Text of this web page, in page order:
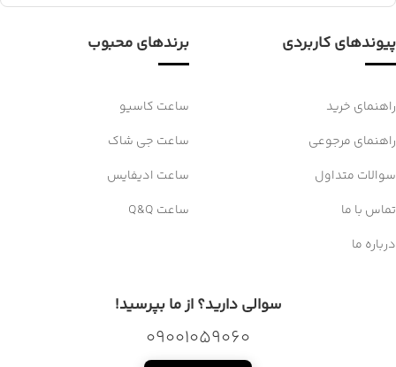
پیوندهای کاربردی
راهنمای خرید
راهنمای مرجوعی
سوالات متداول
تماس با ما
درباره ما
برندهای محبوب
ساعت کاسیو
ساعت جی شاک
ساعت ادیفایس
ساعت Q&Q
سوالی دارید؟ از ما بپرسید!
09001059060